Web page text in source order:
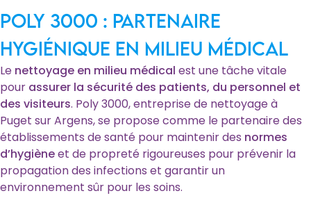
Poly 3000 : Partenaire
hygiénique en milieu médical
Le nettoyage en milieu médical est une tâche vitale
pour assurer la sécurité des patients, du personnel et
des visiteurs. Poly 3000, entreprise de nettoyage à
Puget sur Argens, se propose comme le partenaire des
établissements de santé pour maintenir des normes
d’hygièneet de propreté rigoureuses pour prévenir la
propagation des infections et garantir un
environnement sûr pour les soins.